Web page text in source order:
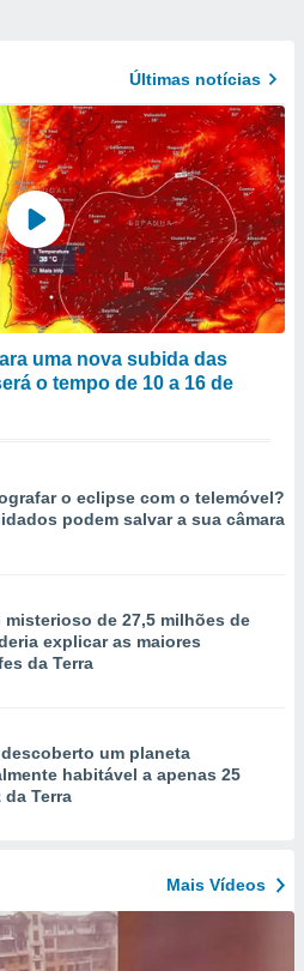
Últimas notícias
uma nova subida das
o tempo de 10 a 16 de
o eclipse com o telemóvel?
podem salvar a sua câmara
misterioso de 27,5 milhões de
explicar as maiores
da Terra
um planeta
habitável a apenas 25
Terra
Mais Vídeos